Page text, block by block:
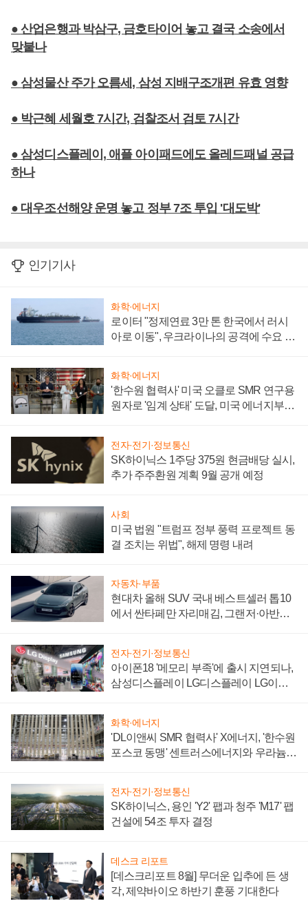
● 산업은행과 박삼구, 금호타이어 놓고 결국 소송에서
맞붙나
● 삼성물산 주가 오름세, 삼성 지배구조개편 유효 영향
● 박근혜 세월호 7시간, 검찰조서 검토 7시간
● 삼성디스플레이, 애플 아이패드에도 올레드패널 공급
하나
● 대우조선해양 운명 놓고 정부 7조 투입 '대도박'
인기기사
화학·에너지
로이터 "정제연료 3만 톤 한국에서 러시
아로 이동", 우크라이나의 공격에 수요 늘
화학·에너지
'한수원 협력사' 미국 오클로 SMR 연구용
원자로 '임계 상태' 도달, 미국 에너지부
전자·전기·정보통신
SK하이닉스 1주당 375원 현금배당 실시,
추가 주주환원 계획 9월 공개 예정
사회
미국 법원 "트럼프 정부 풍력 프로젝트 동
결 조치는 위법", 해제 명령 내려
자동차·부품
현대차 올해 SUV 국내 베스트셀러 톱10
에서 싼타페만 자리매김, 그랜저·아반떼
전자·전기·정보통신
아이폰18 '메모리 부족'에 출시 지연되나,
삼성디스플레이 LG디스플레이 LG이노
화학·에너지
'DL이앤씨 SMR 협력사' X에너지, '한수원
포스코 동맹' 센트러스에너지와 우라늄
전자·전기·정보통신
SK하이닉스, 용인 'Y2' 팹과 청주 'M17' 팹
건설에 54조 투자 결정
데스크 리포트
[데스크리포트 8월] 무더운 입추에 든 생
각, 제약바이오 하반기 훈풍 기대한다